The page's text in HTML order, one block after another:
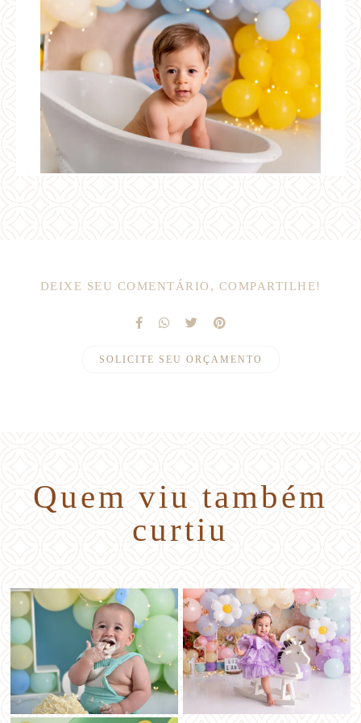
DEIXE SEU COMENTÁRIO, COMPARTILHE!
SOLICITE SEU ORÇAMENTO
Quem viu também
curtiu